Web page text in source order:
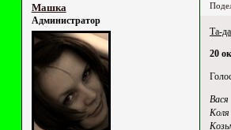
Машка
Администратор
Та-
20
Вася
Коля